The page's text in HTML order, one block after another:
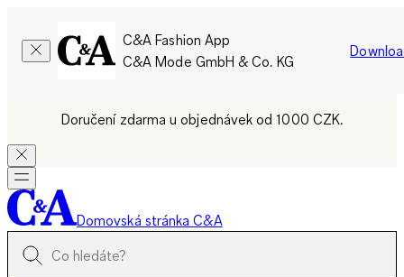
C&A Fashion App
C&A Mode GmbH & Co. KG
Doručení zdarma u objednávek od 1000 CZK.
Domovská stránka C&A